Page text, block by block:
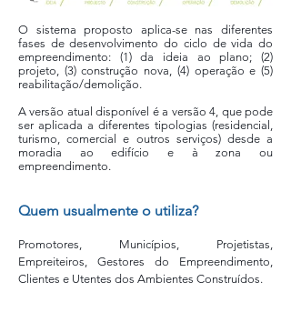
O sistema proposto aplica-se nas diferentes
fases de desenvolvimento do ciclo de vida do
empreendimento: (1) da ideia ao plano; (2)
projeto, (3) construção nova, (4) operação e (5)
reabilitação/demolição.
A versão atual disponível é a versão 4, que pode
ser aplicada a diferentes tipologias (residencial,
turismo, comercial e outros serviços) desde a
moradia ao edifício e à zona ou
empreendimento.
Quem usualmente o utiliza?
Promotores, Municípios, Projetistas,
Empreiteiros, Gestores do Empreendimento,
Clientes e Utentes dos Ambientes Construídos.